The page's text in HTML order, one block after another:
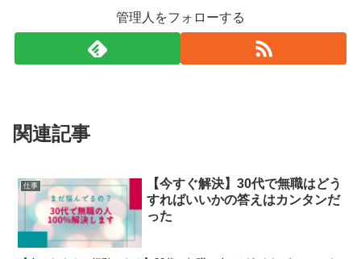
管理人をフォローする
関連記事
仕事
【今すぐ解決】30代で無職はどう
すればいいかの答えはカンタンだ
った